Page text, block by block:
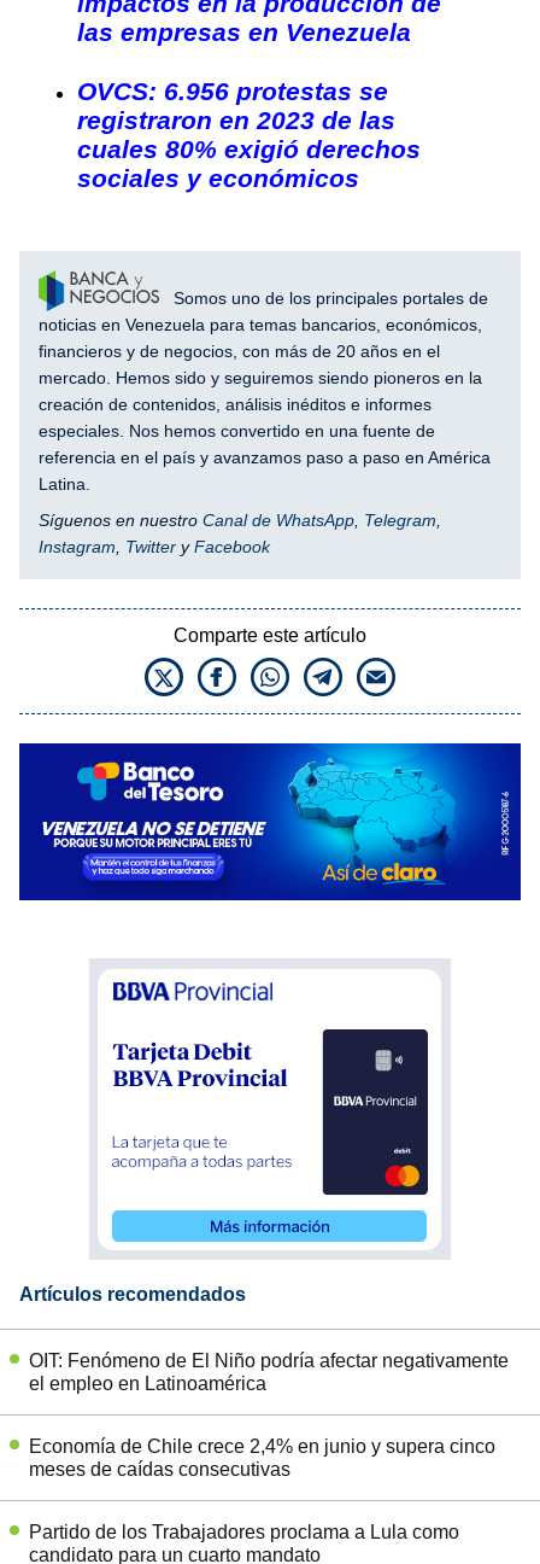
las empresas en Venezuela
OVCS: 6.956 protestas se
registraron en 2023 de las
cuales 80% exigió derechos
sociales y económicos
Somos uno de los principales portales de
noticias en Venezuela para temas bancarios, económicos,
financieros y de negocios, con más de 20 años en el
mercado. Hemos sido y seguiremos siendo pioneros en la
creación de contenidos, análisis inéditos e informes
especiales. Nos hemos convertido en una fuente de
referencia en el país y avanzamos paso a paso en América
Latina.
Síguenos en nuestro Canal de WhatsApp Telegram
Instagram
Twitter yFacebook
Comparte este artículo
Artículos recomendados
OIT: Fenómeno de El Niño podría afectar negativamente
el empleo en Latinoamérica
Economía de Chile crece 2,4% en junio y supera cinco
meses de caídas consecutivas
Partido de los Trabajadores proclama a Lula como
candidato para un cuarto mandato